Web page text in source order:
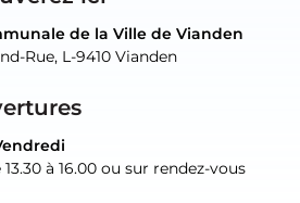
de la Ville de Vianden
Rue, L-9410 Vianden
13.30 à 16.00 ou sur rendez-vous
de la Ville de Vianden
Rue, L-9410 Vianden
13.30 à 16.00 ou sur rendez-vous
de la Ville de Vianden
Rue, L-9410 Vianden
vous
de la Ville de Vianden
Rue, L-9410 Vianden
vous
la Ville de Vianden
Vianden
vous